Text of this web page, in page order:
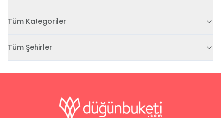
Tüm Kategoriler
Tüm Şehirler